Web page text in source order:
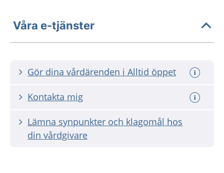
Våra e-tjänster
Gör dina vårdärenden i Alltid öppet
Kontakta mig
Lämna synpunkter och klagomål hos
din vårdgivare